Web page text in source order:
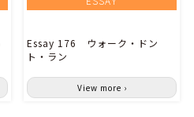
Essay 176 ウォーク・ドン
ト・ラン
View more ›